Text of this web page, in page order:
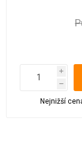
i
h
Nejnižší